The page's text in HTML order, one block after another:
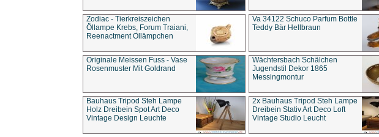
Zodiac - Tierkreiszeichen
Öllampe Krebs, Forum Traiani,
Reenactment Öllämpchen
Va 34122 Schuco Parfum Bottle
Teddy Bär Hellbraun
Originale Meissen Fuss - Vase
Rosenmuster Mit Goldrand
Wächtersbach Schälchen
Jugendstil Dekor 1865
Messingmontur
Bauhaus Tripod Steh Lampe
Holz Dreibein Spot Art Deco
Vintage Design Leuchte
2x Bauhaus Tripod Steh Lampe
Dreibein Stativ Art Deco Loft
Vintage Studio Leucht